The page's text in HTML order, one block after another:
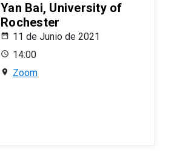
Yan Bai, University of
Rochester
11 de Junio de 2021
14:00
Zoom